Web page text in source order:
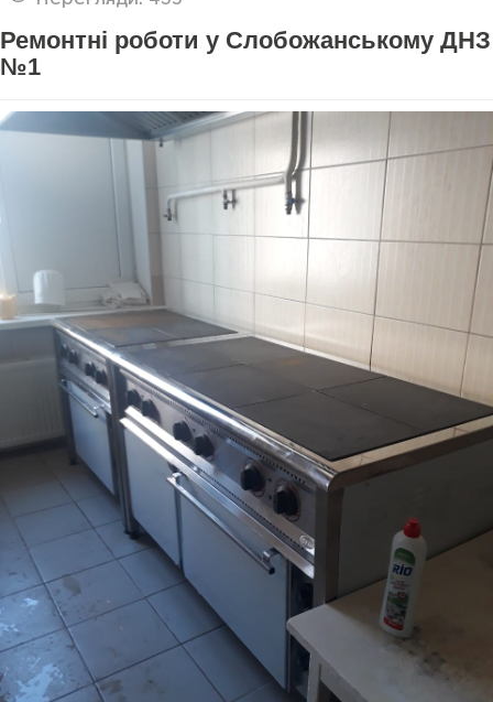
Ремонтні роботи у Слобожанському ДНЗ
№1